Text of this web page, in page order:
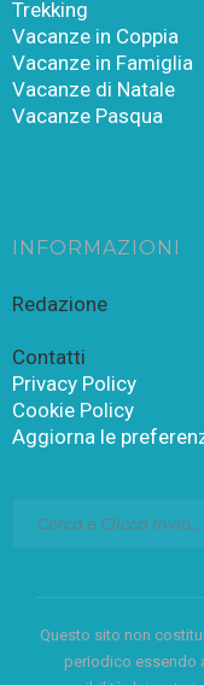
Trekking
Vacanze in Coppia
Vacanze in Famiglia
Vacanze di Natale
Vacanze Pasqua
INFORMAZIONI
Redazione
Contatti
Privacy Policy
Cookie Policy
Aggiorna le
Questo sito non
periodico essendo